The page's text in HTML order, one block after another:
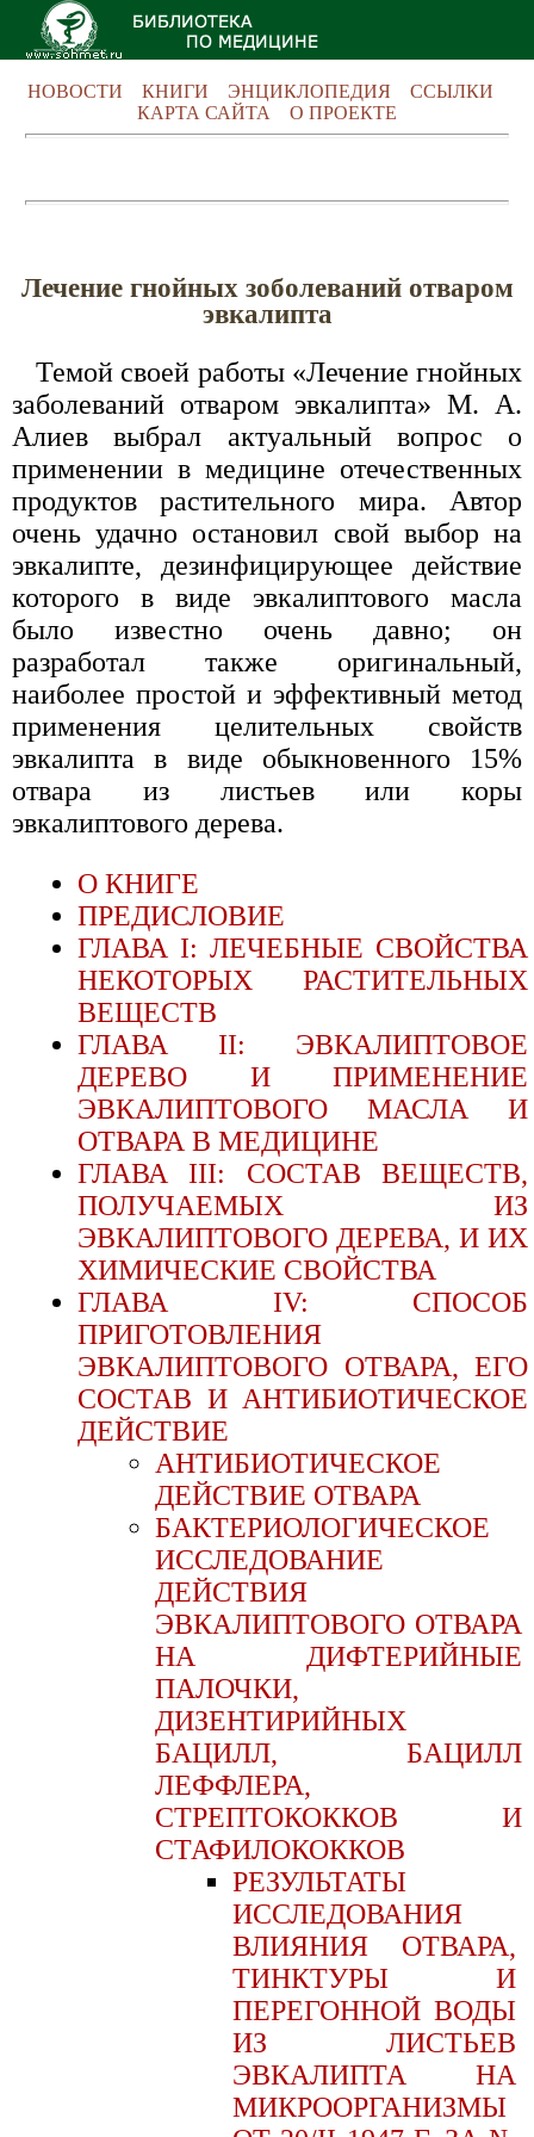
НОВОСТИ КНИГИ ЭНЦИКЛОПЕДИЯ
ССЫЛКИ
КАРТА САЙТА
О ПРОЕКТЕ
Лечение гнойных зоболеваний отваром
эвкалипта
Темой своей работы «Лечение гнойных
заболеваний отваром эвкалипта» М. А.
Алиев выбрал актуальный вопрос о
применении в медицине отечественных
продуктов растительного мира. Автор
очень удачно остановил свой выбор на
эвкалипте, дезинфицирующее действие
которого в виде эвкалиптового масла
было известно очень давно; он
разработал также оригинальный,
наиболее простой и эффективный метод
применения целительных свойств
эвкалипта в виде обыкновенного 15%
отвара из листьев или коры
эвкалиптового дерева.
О КНИГЕ
ПРЕДИСЛОВИЕ
ГЛАВА I: ЛЕЧЕБНЫЕ СВОЙСТВА
НЕКОТОРЫХ РАСТИТЕЛЬНЫХ
ВЕЩЕСТВ
ГЛАВА II: ЭВКАЛИПТОВОЕ
ДЕРЕВО И ПРИМЕНЕНИЕ
ЭВКАЛИПТОВОГО МАСЛА И
ОТВАРА В МЕДИЦИНЕ
ГЛАВА III: СОСТАВ ВЕЩЕСТВ,
ПОЛУЧАЕМЫХ ИЗ
ЭВКАЛИПТОВОГО ДЕРЕВА, И ИХ
ХИМИЧЕСКИЕ СВОЙСТВА
ГЛАВА IV: СПОСОБ
ПРИГОТОВЛЕНИЯ
ЭВКАЛИПТОВОГО ОТВАРА, ЕГО
СОСТАВ И АНТИБИОТИЧЕСКОЕ
ДЕЙСТВИЕ
АНТИБИОТИЧЕСКОЕ
ДЕЙСТВИЕ ОТВАРА
БАКТЕРИОЛОГИЧЕСКОЕ
ИССЛЕДОВАНИЕ
ДЕЙСТВИЯ
ЭВКАЛИПТОВОГО ОТВАРА
НА ДИФТЕРИЙНЫЕ
ПАЛОЧКИ,
ДИЗЕНТИРИЙНЫХ
БАЦИЛЛ, БАЦИЛЛ
ЛЕФФЛЕРА,
СТРЕПТОКОККОВ И
СТАФИЛОКОККОВ
РЕЗУЛЬТАТЫ
ИССЛЕДОВАНИЯ
ВЛИЯНИЯ ОТВАРА,
ТИНКТУРЫ И
ПЕРЕГОННОЙ ВОДЫ
ИЗ ЛИСТЬЕВ
ЭВКАЛИПТА НА
МИКРООРГАНИЗМЫ